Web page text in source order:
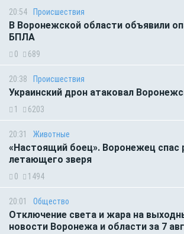
20:54 Происшествия
В Воронежской области объявили
БПЛА
0 689
20:38 Происшествия
Украинский дрон атаковал
1 6203
20:31 Животные
«Настоящий боец». Воронежец спас
летающего зверя
0 1494
20:01 Общество
Отключение света и жара на
новости Воронежа и области за 7